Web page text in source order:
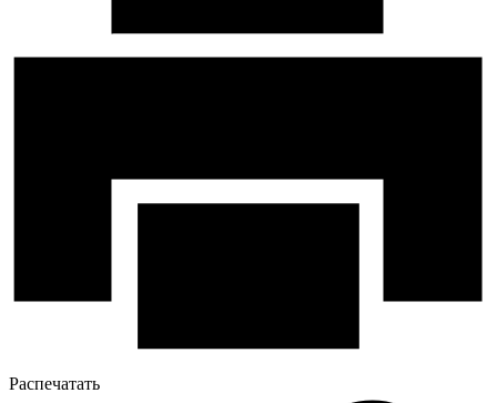
Распечатать